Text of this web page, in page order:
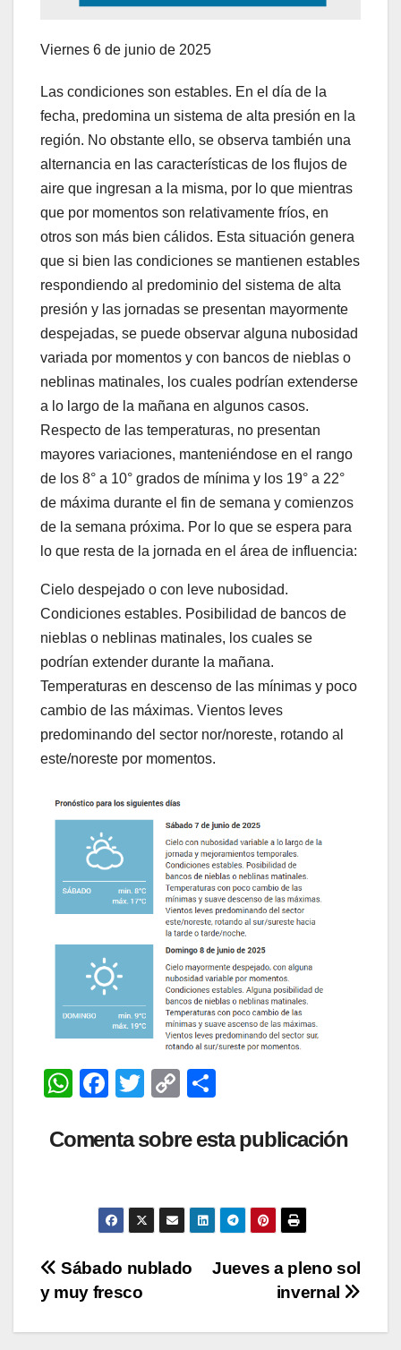
Viernes 6 de junio de 2025
Las condiciones son estables. En el día de la
fecha, predomina un sistema de alta presión en la
región. No obstante ello, se observa también una
alternancia en las características de los flujos de
aire que ingresan a la misma, por lo que mientras
que por momentos son relativamente fríos, en
otros son más bien cálidos. Esta situación genera
que si bien las condiciones se mantienen estables
respondiendo al predominio del sistema de alta
presión y las jornadas se presentan mayormente
despejadas, se puede observar alguna nubosidad
variada por momentos y con bancos de nieblas o
neblinas matinales, los cuales podrían extenderse
a lo largo de la mañana en algunos casos.
Respecto de las temperaturas, no presentan
mayores variaciones, manteniéndose en el rango
de los 8° a 10° grados de mínima y los 19° a 22°
de máxima durante el fin de semana y comienzos
de la semana próxima. Por lo que se espera para
lo que resta de la jornada en el área de influencia:
Cielo despejado o con leve nubosidad.
Condiciones estables. Posibilidad de bancos de
nieblas o neblinas matinales, los cuales se
podrían extender durante la mañana.
Temperaturas en descenso de las mínimas y poco
cambio de las máximas. Vientos leves
predominando del sector nor/noreste, rotando al
este/noreste por momentos.
W
at
p
F
c
o
o
k
T
tt
C
p
n
k
m
tir
Comenta sobre esta publicación
Navegación
de
Jueves a pleno sol
invernal
Sábado nublado
y muy fresco